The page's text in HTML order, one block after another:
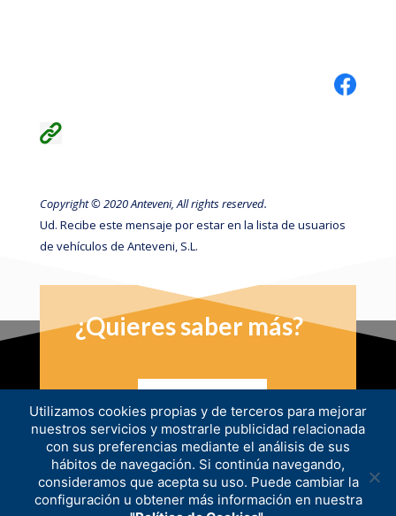
Copyright © 2020 Anteveni, All rights reserved.
Ud. Recibe este mensaje por estar en la lista de usuarios
de vehículos de Anteveni, S.L.
¿Quieres saber más?
CONTACTO
Utilizamos cookies propias y de terceros para mejorar
nuestros servicios y mostrarle publicidad relacionada
con sus preferencias mediante el análisis de sus
hábitos de navegación. Si continúa navegando,
consideramos que acepta su uso. Puede cambiar la
configuración u obtener más información en nuestra